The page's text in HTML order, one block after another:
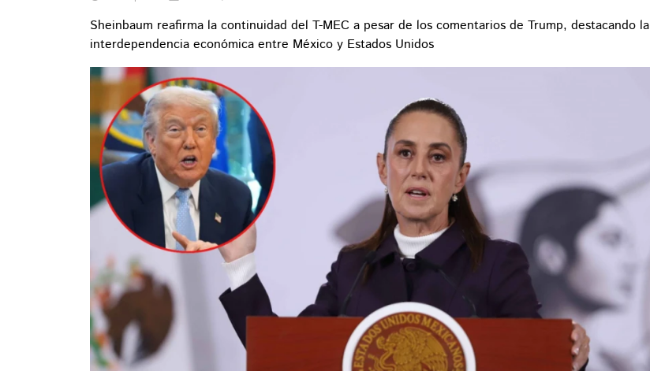
Sheinbaum reafirma la continuidad del T-MEC a pesar de los comentarios de Trump, destacando la
interdependencia económica entre México y Estados Unidos